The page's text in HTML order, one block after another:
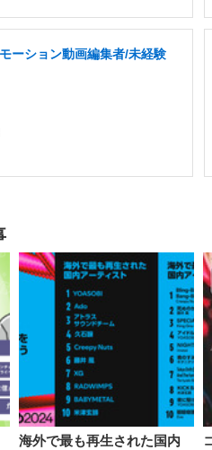
ーション動画編集者/未経験
海外で最も再生された国内